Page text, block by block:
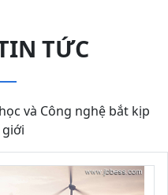
TỨC
và Công nghệ bắt kịp